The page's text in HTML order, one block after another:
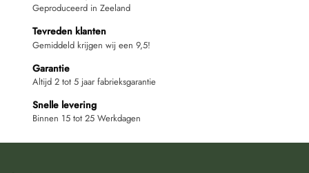
Geproduceerd in Zeeland
Tevreden klanten
Gemiddeld krijgen wij een 9,5!
Garantie
Altijd 2 tot 5 jaar fabrieksgarantie
Snelle levering
Binnen 15 tot 25 Werkdagen